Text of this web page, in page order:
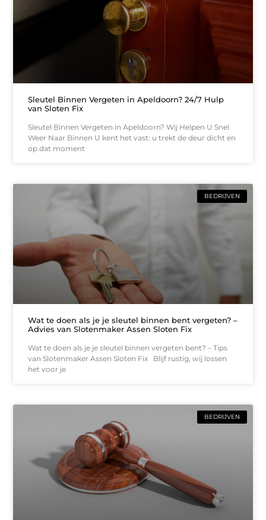
Sleutel Binnen Vergeten in Apeldoorn? 24/7 Hulp
van Sloten Fix
Sleutel Binnen Vergeten in Apeldoorn? Wij Helpen U Snel
Weer Naar Binnen U kent het vast: u trekt de deur dicht en
op dat moment
BEDRIJVEN
Wat te doen als je je sleutel binnen bent vergeten? –
Advies van Slotenmaker Assen Sloten Fix
Wat te doen als je je sleutel binnen vergeten bent? – Tips
van Slotenmaker Assen Sloten Fix Blijf rustig, wij lossen
het voor je
BEDRIJVEN